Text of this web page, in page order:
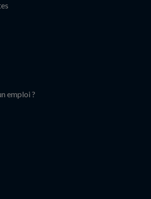
emploi ?